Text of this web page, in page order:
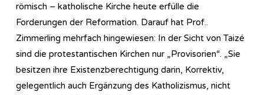
römisch – katholische Kirche heute erfülle die
Forderungen der Reformation. Darauf hat Prof..
Zimmerling mehrfach hingewiesen: In der Sicht von Taizé
sind die protestantischen Kirchen nur „Provisorien“. „Sie
besitzen ihre Existenzberechtigung darin, Korrektiv,
gelegentlich auch Ergänzung des Katholizismus, nicht